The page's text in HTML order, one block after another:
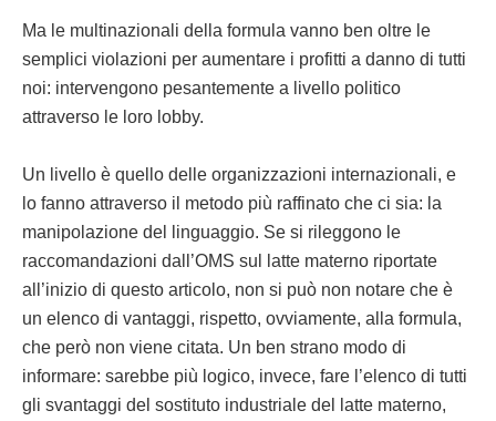
Ma le multinazionali della formula vanno ben oltre le
semplici violazioni per aumentare i profitti a danno di tutti
noi: intervengono pesantemente a livello politico
attraverso le loro lobby.
Un livello è quello delle organizzazioni internazionali, e
lo fanno attraverso il metodo più raffinato che ci sia: la
manipolazione del linguaggio. Se si rileggono le
raccomandazioni dall’OMS sul latte materno riportate
all’inizio di questo articolo, non si può non notare che è
un elenco di vantaggi, rispetto, ovviamente, alla formula,
che però non viene citata. Un ben strano modo di
informare: sarebbe più logico, invece, fare l’elenco di tutti
gli svantaggi del sostituto industriale del latte materno,